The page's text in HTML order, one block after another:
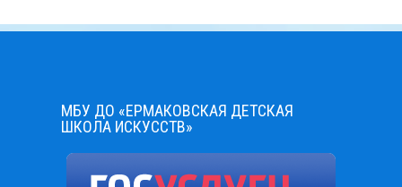
МБУ ДО «ЕРМАКОВСКАЯ ДЕТСКАЯ
ШКОЛА ИСКУССТВ»